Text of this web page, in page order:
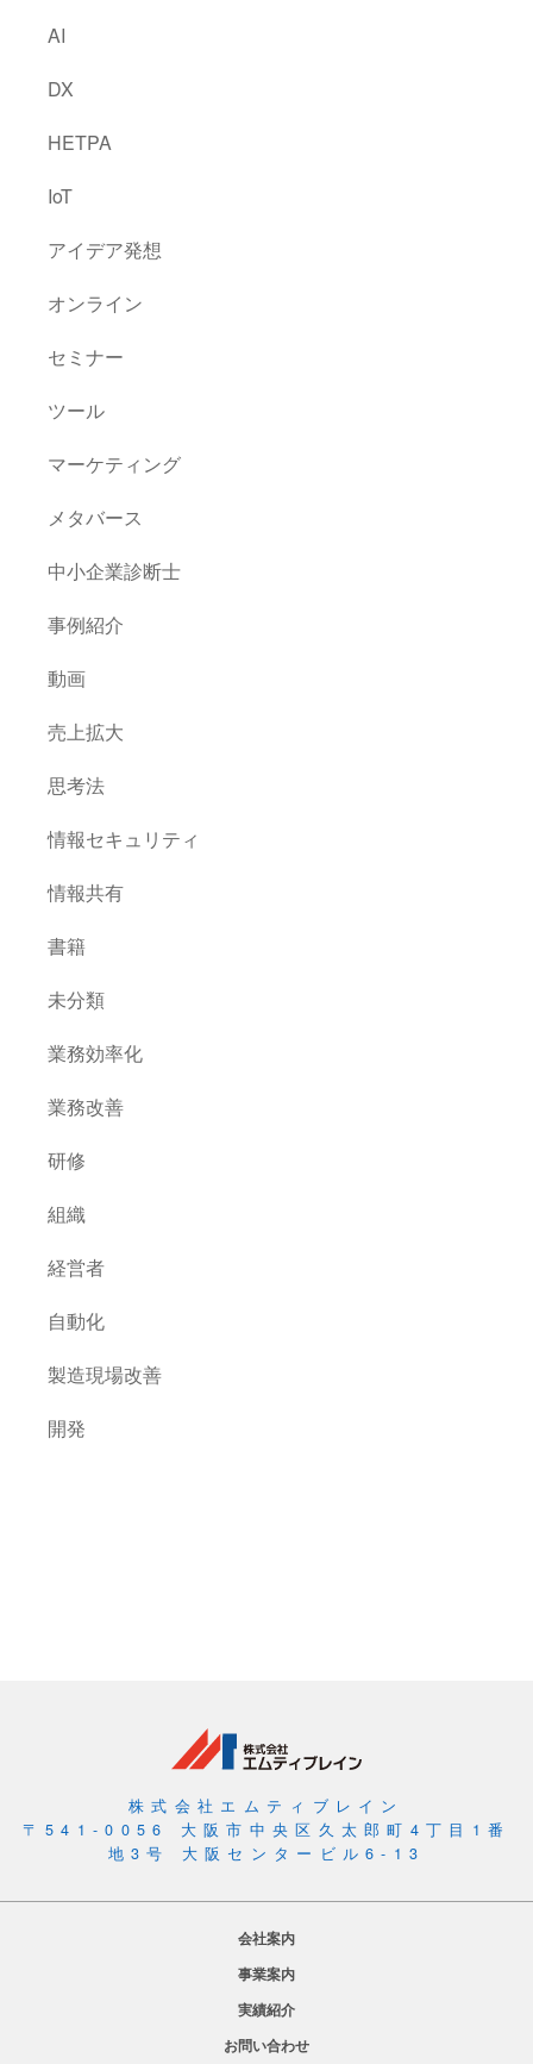
AI
DX
HETPA
IoT
アイデア発想
オンライン
セミナー
ツール
マーケティング
メタバース
中小企業診断士
事例紹介
動画
売上拡大
思考法
情報セキュリティ
情報共有
書籍
未分類
業務効率化
業務改善
研修
組織
経営者
自動化
製造現場改善
開発
株式会社エムティブレイン
〒541-0056 大阪市中央区久太郎町4丁目1番
地3号 大阪センタービル6-13
会社案内
事業案内
実績紹介
お問い合わせ